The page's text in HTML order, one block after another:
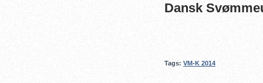
Dansk
Tags: VM-K 2014